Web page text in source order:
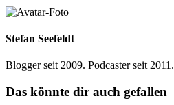
Stefan Seefeldt
Blogger seit 2009. Podcaster seit 2011.
Das könnte dir auch gefallen